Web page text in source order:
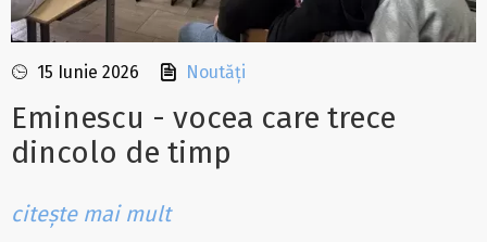
15 Iunie 2026 Noutăți
Eminescu - vocea care trece
dincolo de timp
citește mai mult